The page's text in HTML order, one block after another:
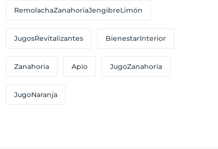
RemolachaZanahoriaJengibreLimón
JugosRevitalizantes BienestarInterior
Zanahoria Apio JugoZanahoria
JugoNaranja